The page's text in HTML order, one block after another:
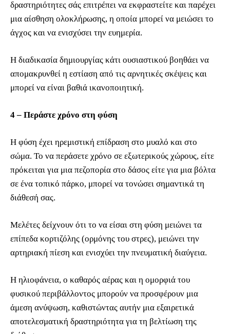
δραστηριότητες σάς επιτρέπει να εκφραστείτε και παρέχει
μια αίσθηση ολοκλήρωσης, η οποία μπορεί να μειώσει το
άγχος και να ενισχύσει την ευημερία.
Η διαδικασία δημιουργίας κάτι ουσιαστικού βοηθάει να
απομακρυνθεί η εστίαση από τις αρνητικές σκέψεις και
μπορεί να είναι βαθιά ικανοποιητική.
4 – Περάστε χρόνο στη φύση
Η φύση έχει ηρεμιστική επίδραση στο μυαλό και στο
σώμα. Το να περάσετε χρόνο σε εξωτερικούς χώρους, είτε
πρόκειται για μια πεζοπορία στο δάσος είτε για μια βόλτα
σε ένα τοπικό πάρκο, μπορεί να τονώσει σημαντικά τη
διάθεσή σας.
Μελέτες δείχνουν ότι το να είσαι στη φύση μειώνει τα
επίπεδα κορτιζόλης (ορμόνης του στρες), μειώνει την
αρτηριακή πίεση και ενισχύει την πνευματική διαύγεια.
Η ηλιοφάνεια, ο καθαρός αέρας και η ομορφιά του
φυσικού περιβάλλοντος μπορούν να προσφέρουν μια
άμεση ανύψωση, καθιστώντας αυτήν μια εξαιρετικά
αποτελεσματική δραστηριότητα για τη βελτίωση της